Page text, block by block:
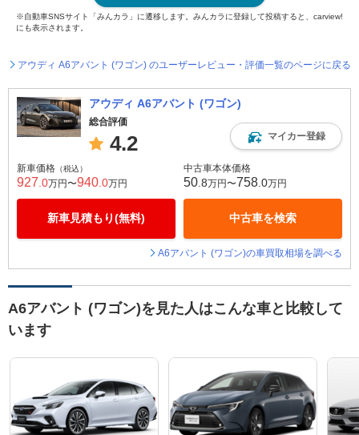
※自動車SNSサイト「みんカラ」に遷移します。みんカラに登録して投稿すると、carview!
にも表示されます。
アウディ A6アバント (ワゴン) のユーザーレビュー・評価一覧のページに戻る
アウディ A6アバント (ワゴン)
総合評価
4.2 マイカー登録
新車価格 （税込）
927 .0万円〜940 .0万円
新車見積もり(無料)
中古車本体価格
50 .8万円〜758 .0万円
中古車を検索
A6アバント (ワゴン)の車買取相場を調べる
A6アバント (ワゴン)を見た人はこんな車と比較して
います